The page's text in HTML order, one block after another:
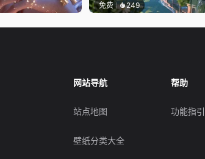
免费 249
网站导航
站点地图
壁纸分类大全
帮助
功能指引